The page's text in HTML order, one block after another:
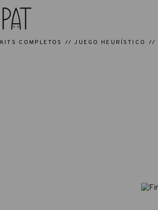
KITS COMPLETOS JUEGO HEURÍSTICO